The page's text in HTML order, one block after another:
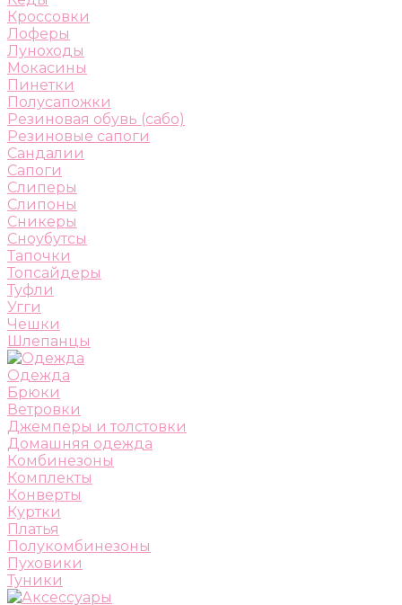
Кроссовки
Лоферы
Луноходы
Мокасины
Пинетки
Полусапожки
Резиновая обувь (сабо)
Резиновые сапоги
Сандалии
Сапоги
Слиперы
Слипоны
Сникеры
Сноубутсы
Тапочки
Топсайдеры
Туфли
Угги
Чешки
Шлепанцы
Одежда
Брюки
Ветровки
Джемперы и толстовки
Домашняя одежда
Комбинезоны
Комплекты
Конверты
Куртки
Платья
Полукомбинезоны
Пуховики
Туники